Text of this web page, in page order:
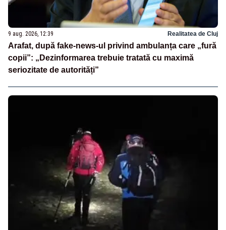
9 aug. 2026, 12:39 Realitatea de Cluj
Arafat, după fake-news-ul privind ambulanța care „fură
copii”: „Dezinformarea trebuie tratată cu maximă
seriozitate de autorități”